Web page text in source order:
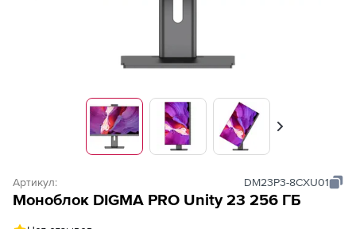
Вперед
Артикул: DM23P3-8CXU01
Моноблок DIGMA PRO Unity 23 256 ΓБ